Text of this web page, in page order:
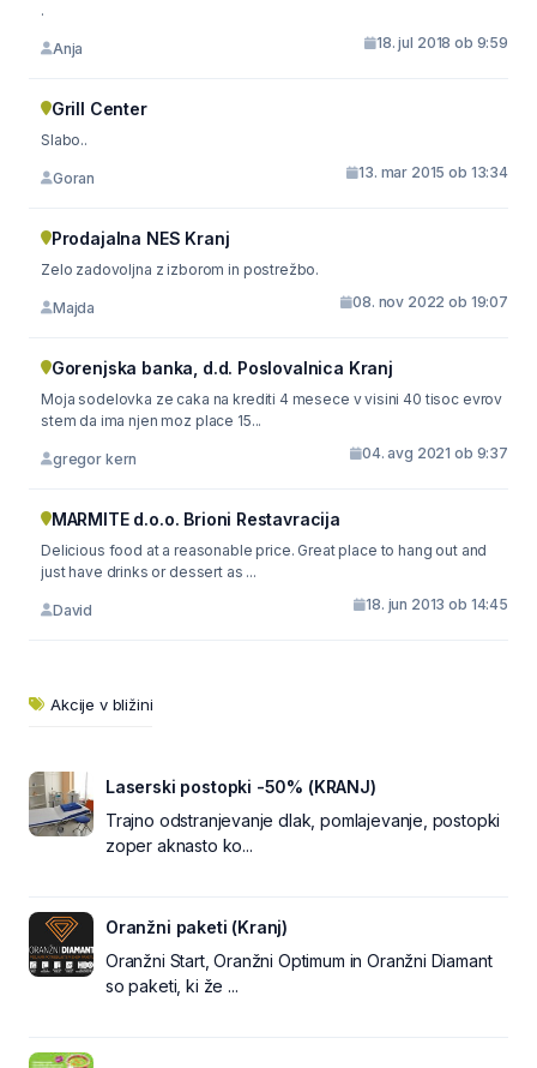
.
Anja 18. jul 2018 ob 9:59
Grill Center
Slabo..
Goran 13. mar 2015 ob 13:34
Prodajalna NES Kranj
Zelo zadovoljna z izborom in postrežbo.
Majda 08. nov 2022 ob 19:07
Gorenjska banka, d.d. Poslovalnica Kranj
Moja sodelovka ze caka na krediti 4 mesece v visini 40 tisoc evrov
stem da ima njen moz place 15...
gregor kern 04. avg 2021 ob 9:37
MARMITE d.o.o. Brioni Restavracija
Delicious food at a reasonable price. Great place to hang out and
just have drinks or dessert as ...
David 18. jun 2013 ob 14:45
Akcije v bližini
Laserski postopki -50% (KRANJ)
Trajno odstranjevanje dlak, pomlajevanje, postopki
zoper aknasto ko...
Oranžni paketi (Kranj)
Oranžni Start, Oranžni Optimum in Oranžni Diamant
so paketi, ki že ...